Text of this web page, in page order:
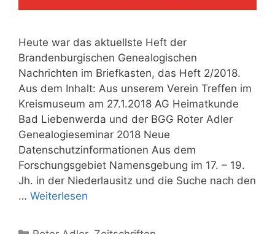
Heute war das aktuellste Heft der
Brandenburgischen Genealogischen
Nachrichten im Briefkasten, das Heft 2/2018.
Aus dem Inhalt: Aus unserem Verein Treffen im
Kreismuseum am 27.1.2018 AG Heimatkunde
Bad Liebenwerda und der BGG Roter Adler
Genealogieseminar 2018 Neue
Datenschutzinformationen Aus dem
Forschungsgebiet Namensgebung im 17. – 19.
Jh. in der Niederlausitz und die Suche nach den
… Weiterlesen